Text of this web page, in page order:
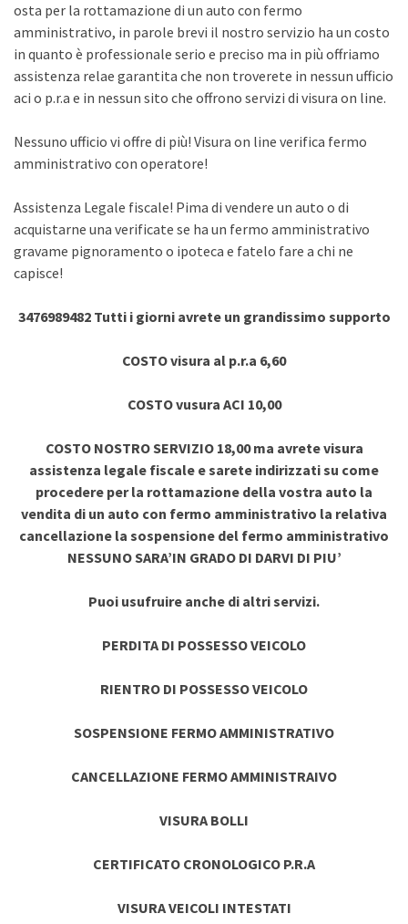
osta per la rottamazione di un auto con fermo
amministrativo, in parole brevi il nostro servizio ha un costo
in quanto è professionale serio e preciso ma in più offriamo
assistenza relae garantita che non troverete in nessun ufficio
aci o p.r.a e in nessun sito che offrono servizi di visura on line.
Nessuno ufficio vi offre di più! Visura on line verifica fermo
amministrativo con operatore!
Assistenza Legale fiscale! Pima di vendere un auto o di
acquistarne una verificate se ha un fermo amministrativo
gravame pignoramento o ipoteca e fatelo fare a chi ne
capisce!
3476989482 Tutti i giorni avrete un grandissimo supporto
COSTO visura al p.r.a 6,60
COSTO vusura ACI 10,00
COSTO NOSTRO SERVIZIO 18,00 ma avrete visura
assistenza legale fiscale e sarete indirizzati su come
procedere per la rottamazione della vostra auto la
vendita di un auto con fermo amministrativo la relativa
cancellazione la sospensione del fermo amministrativo
NESSUNO SARA’IN GRADO DI DARVI DI PIU’
Puoi usufruire anche di altri servizi.
PERDITA DI POSSESSO VEICOLO
RIENTRO DI POSSESSO VEICOLO
SOSPENSIONE FERMO AMMINISTRATIVO
CANCELLAZIONE FERMO AMMINISTRAIVO
VISURA BOLLI
CERTIFICATO CRONOLOGICO P.R.A
VISURA VEICOLI INTESTATI